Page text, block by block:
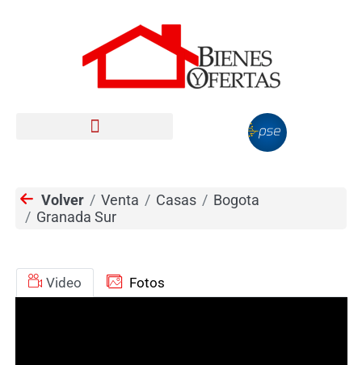
Volver Venta Casas
Bogota
Granada Sur
Video Fotos